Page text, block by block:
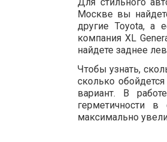
Москве вы
другие Toyota, а
компания XL
найдете заднее
Чтобы узнать,
сколько
вариант. В
герметичности в
максимально